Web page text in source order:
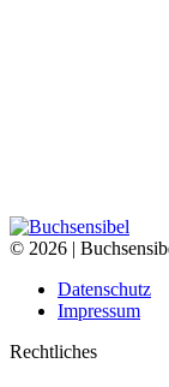
© 2026 |
Datenschutz
Impressum
Rechtliches